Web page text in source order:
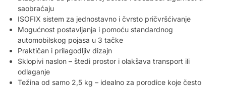
saobraćaju
ISOFIX sistem za jednostavno i čvrsto pričvršćivanje
Mogućnost postavljanja i pomoću standardnog
automobilskog pojasa u 3 tačke
Praktičan i prilagodljiv dizajn
Sklopivi naslon – štedi prostor i olakšava transport ili
odlaganje
Težina od samo 2,5 kg – idealno za porodice koje često